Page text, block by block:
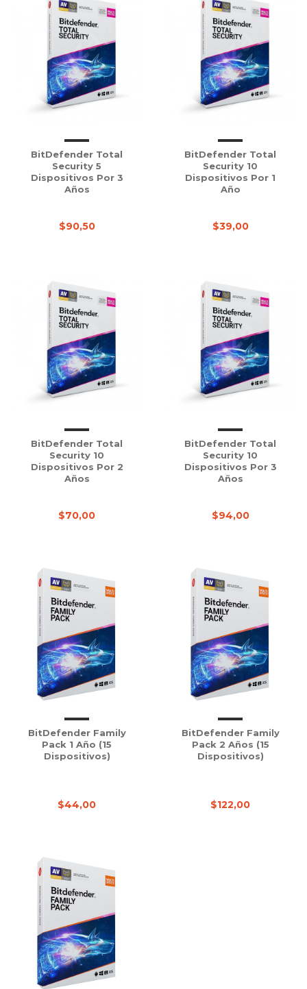
BitDefender Total
Security 5
Dispositivos Por 3
Años
$90,50
BitDefender Total
Security 10
Dispositivos Por 1
Año
$39,00
BitDefender Total
Security 10
Dispositivos Por 2
Años
$70,00
BitDefender Total
Security 10
Dispositivos Por 3
Años
$94,00
BitDefender Family
Pack 1 Año (15
Dispositivos)
$44,00
BitDefender Family
Pack 2 Años (15
Dispositivos)
$122,00